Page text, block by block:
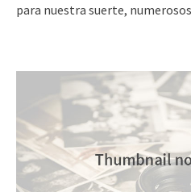
para nuestra suerte,